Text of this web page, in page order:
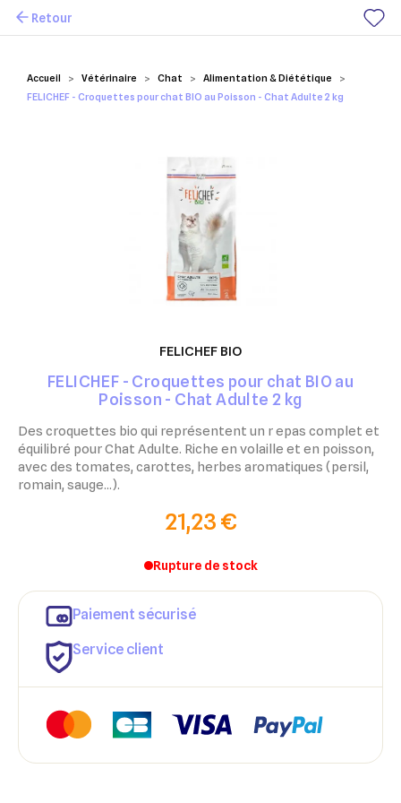
Mes favoris
Accueil Vétérinaire Chat
Alimentation & Diététique
FELICHEF - Croquettes pour chat BIO au Poisson - Chat Adulte 2 kg
Retour
FELICHEF BIO
FELICHEF - Croquettes pour chat BIO au
Poisson - Chat Adulte 2 kg
Des croquettes bio qui représentent un r epas complet et
équilibré pour Chat Adulte. Riche en volaille et en poisson,
avec des tomates, carottes, herbes aromatiques (persil,
romain, sauge...).
21,23 €
Rupture de stock
Paiement sécurisé
Service client